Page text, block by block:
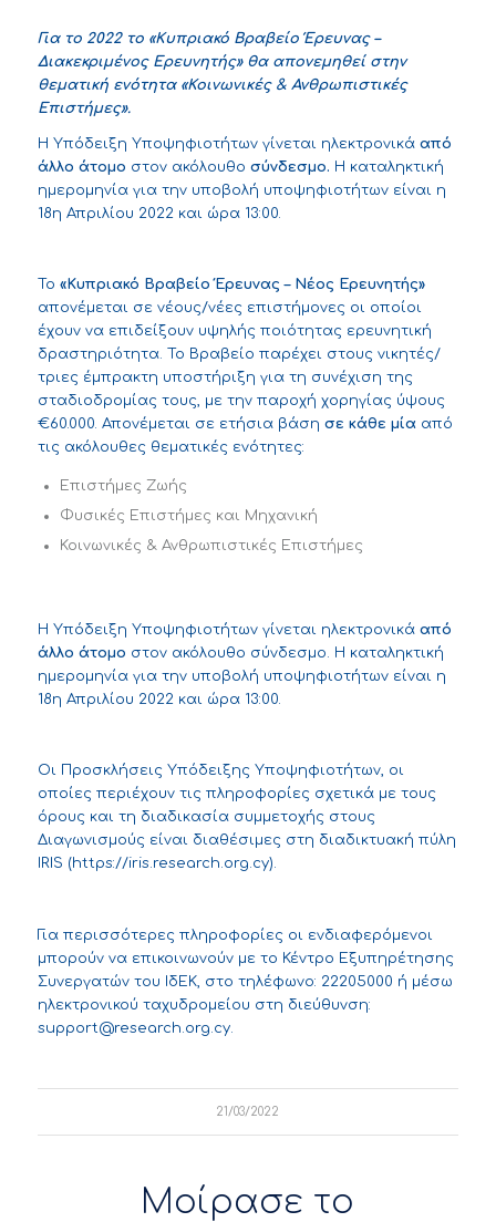
Για το 2022 το «Κυπριακό Βραβείο Έρευνας –
Διακεκριμένος Ερευνητής» θα απονεμηθεί στην
θεματική ενότητα «Κοινωνικές & Ανθρωπιστικές
Επιστήμες».
Η Υπόδειξη Υποψηφιοτήτων γίνεται ηλεκτρονικά από
άλλο άτομο στον ακόλουθο σύνδεσμο. H καταληκτική
ημερομηνία για την υποβολή υποψηφιοτήτων είναι η
18η Απριλίου 2022 και ώρα 13:00.
Το «Κυπριακό Βραβείο Έρευνας – Νέος Ερευνητής»
απονέμεται σε νέους/νέες επιστήμονες οι οποίοι
έχουν να επιδείξουν υψηλής ποιότητας ερευνητική
δραστηριότητα. Το Βραβείο παρέχει στους νικητές/
τριες έμπρακτη υποστήριξη για τη συνέχιση της
σταδιοδρομίας τους, με την παροχή χορηγίας ύψους
€60.000. Απονέμεται σε ετήσια βάση σε κάθε μίααπό
τις ακόλουθες θεματικές ενότητες:
Επιστήμες Ζωής
Φυσικές Επιστήμες και Μηχανική
Κοινωνικές & Ανθρωπιστικές Επιστήμες
Η Υπόδειξη Υποψηφιοτήτων γίνεται ηλεκτρονικά από
άλλο άτομο στον ακόλουθο σύνδεσμο. H καταληκτική
ημερομηνία για την υποβολή υποψηφιοτήτων είναι η
18η Απριλίου 2022 και ώρα 13:00.
Οι Προσκλήσεις Υπόδειξης Υποψηφιοτήτων, οι
οποίες περιέχουν τις πληροφορίες σχετικά με τους
όρους και τη διαδικασία συμμετοχής στους
Διαγωνισμούς είναι διαθέσιμες στη διαδικτυακή πύλη
IRIS (https://iris.research.org.cy).
Για περισσότερες πληροφορίες οι ενδιαφερόμενοι
μπορούν να επικοινωνούν με το Κέντρο Εξυπηρέτησης
Συνεργατών του ΙδΕΚ, στο τηλέφωνο: 22205000 ή μέσω
ηλεκτρονικού ταχυδρομείου στη διεύθυνση:
support@research.org.cy.
21/03/2022
Μοίρασε το